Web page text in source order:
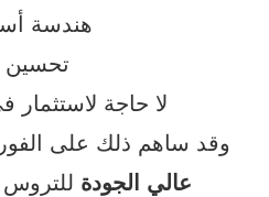
هندسة
تحسين
لا حاجة لاستثمار
وقد ساهم ذلك على
عالي الجودة للتروس